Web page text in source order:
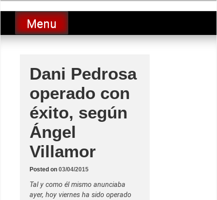
to
contentLucio Lopez GP
luciolopezgp
Menu
Dani Pedrosa
operado con
éxito, según
Ángel
Villamor
Posted on 03/04/2015
Tal y como él mismo anunciaba
ayer, hoy viernes ha sido operado